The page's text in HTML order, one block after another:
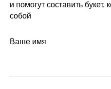
и помогут составить
собой
Ваше имя